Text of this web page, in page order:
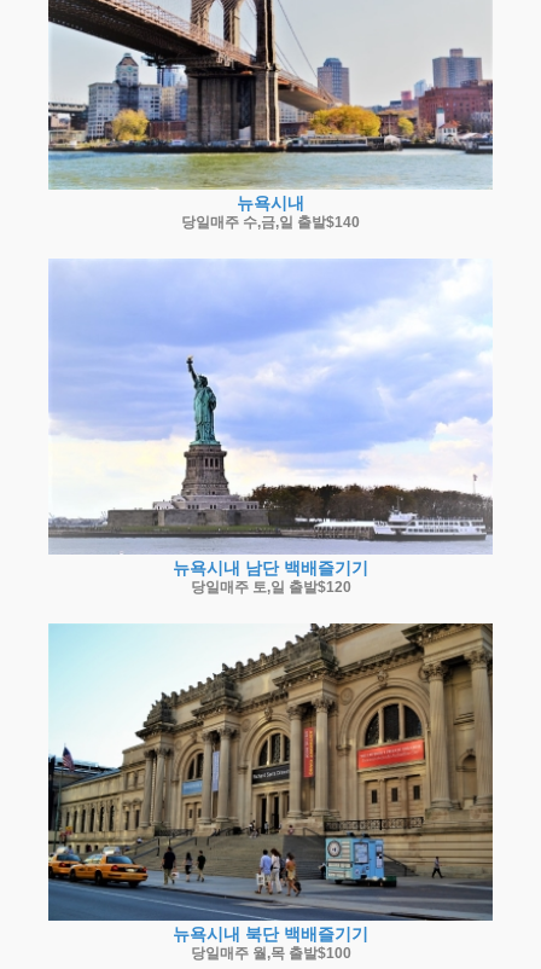
뉴욕시내
당일매주 수,금,일 출발$140
뉴욕시내 남단 백배즐기기
당일매주 토,일 출발$120
뉴욕시내 북단 백배즐기기
당일매주 월,목 출발$100